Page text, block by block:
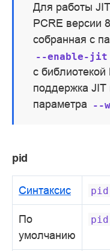
Для работы
PCRE версии
собранная с
--enable-jit
с библиотекой
поддержка
параметра
--
pid
Синтаксис pid
По
умолчанию
pid